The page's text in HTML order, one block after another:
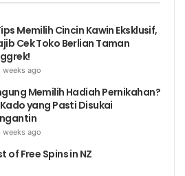
Memilih Cincin Kawin Eksklusif,
Cek Toko Berlian Taman
weeks ago
Memilih Hadiah Pernikahan?
yang Pasti Disukai
weeks ago
of Free Spins in NZ